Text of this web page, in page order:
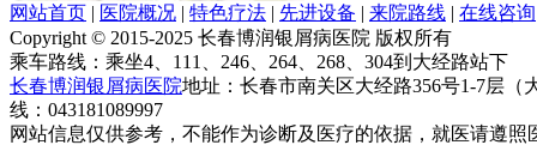
网站首页 | 医院概况 | 特色疗法 | 先进设备 | 来院路线 | 在线咨询
Copyright © 2015-2025 长春博润银屑病医院 版权所有
乘车路线：乘坐4、111、246、264、268、304到大经路站下
长春博润银屑病医院地址：长春市南关区大经路356号1-7层（
线：043181089997
网站信息仅供参考，不能作为诊断及医疗的依据，就医请遵照